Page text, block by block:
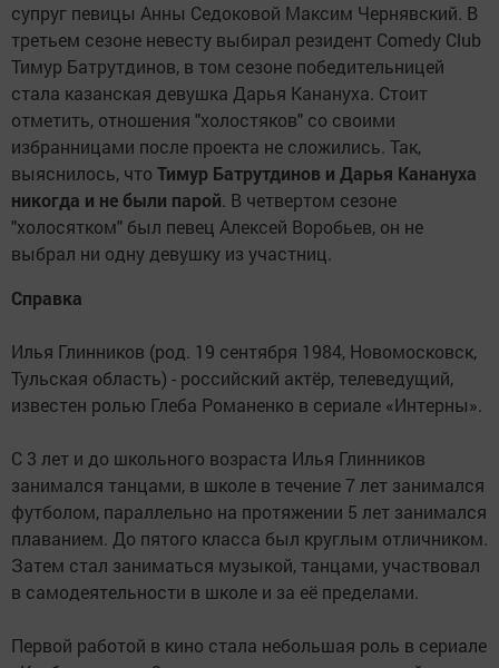
супруг певицы Анны Седоковой Максим Чернявский. В
третьем сезоне невесту выбирал резидент Comedy Club
Тимур Батрутдинов, в том сезоне победительницей
стала казанская девушка Дарья Канануха. Стоит
отметить, отношения "холостяков" со своими
избранницами после проекта не сложились. Так,
выяснилось, что Тимур Батрутдинов и Дарья Канануха
никогда и не были парой. В четвертом сезоне
"холосятком" был певец Алексей Воробьев, он не
выбрал ни одну девушку из участниц.
Справка
Илья Глинников (род. 19 сентября 1984, Новомосковск,
Тульская область) - российский актёр, телеведущий,
известен ролью Глеба Романенко в сериале «Интерны».
С 3 лет и до школьного возраста Илья Глинников
занимался танцами, в школе в течение 7 лет занимался
футболом, параллельно на протяжении 5 лет занимался
плаванием. До пятого класса был круглым отличником.
Затем стал заниматься музыкой, танцами, участвовал
в самодеятельности в школе и за её пределами.
Первой работой в кино стала небольшая роль в сериале